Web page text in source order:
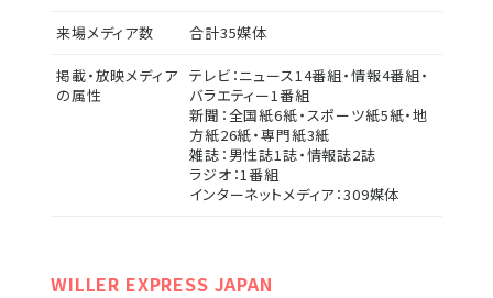
来場メディア数 合計35媒体
掲載・放映メディア
の属性
テレビ：ニュース14番組・情報4番組・
バラエティー1番組
新聞：全国紙6紙・スポーツ紙5紙・地
方紙26紙・専門紙3紙
雑誌：男性誌1誌・情報誌2誌
ラジオ：1番組
インターネットメディア：309媒体
WILLER EXPRESS JAPAN